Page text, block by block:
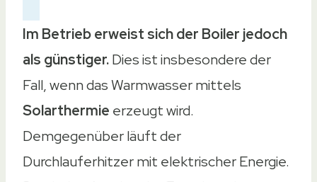
Im Betrieb erweist sich der Boiler jedoch
als günstiger.Dies ist insbesondere der
Fall, wenn das Warmwasser mittels
Solarthermie erzeugt wird.
Demgegenüber läuft der
Durchlauferhitzer mit elektrischer Energie.